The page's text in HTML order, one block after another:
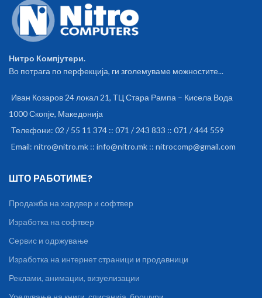
Нитро Компјутери.
Во потрага по перфекција, ги зголемуваме можностите...
Иван Козаров 24 локал 21, ТЦ Стара Рампа – Кисела Вода
1000 Скопје, Македонија
Телефони: 02 / 55 11 374 :: 071 / 243 833 :: 071 / 444 559
Email: nitro@nitro.mk :: info@nitro.mk :: nitrocomp@gmail.com
ШТО РАБОТИМЕ?
Продажба на хардвер и софтвер
Изработка на софтвер
Сервис и одржување
Изработка на интернет страници и продавници
Реклами, анимации, визуелизации